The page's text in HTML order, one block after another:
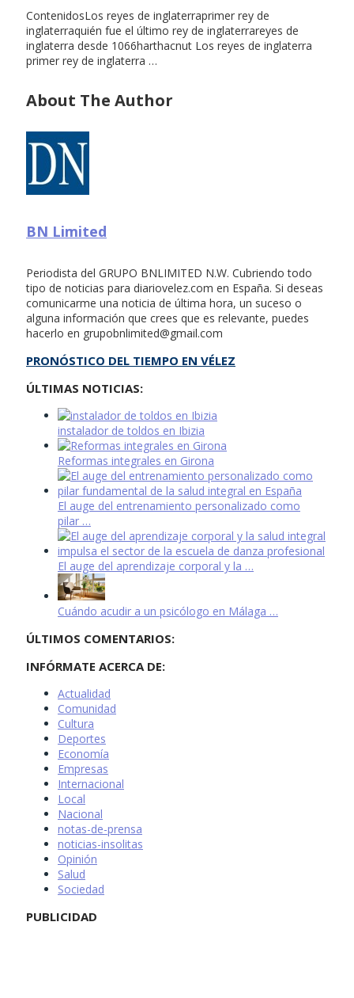
ContenidosLos reyes de inglaterraprimer rey de
inglaterraquién fue el último rey de inglaterrareyes de
inglaterra desde 1066harthacnut Los reyes de inglaterra
primer rey de inglaterra …
About The Author
BN Limited
Periodista del GRUPO BNLIMITED N.W. Cubriendo todo
tipo de noticias para diariovelez.com en España. Si deseas
comunicarme una noticia de última hora, un suceso o
alguna información que crees que es relevante, puedes
hacerlo en grupobnlimited@gmail.com
PRONÓSTICO DEL TIEMPO EN VÉLEZ
ÚLTIMAS NOTICIAS:
instalador de toldos en Ibizia
Reformas integrales en Girona
El auge del entrenamiento personalizado como
pilar …
El auge del aprendizaje corporal y la …
Cuándo acudir a un psicólogo en Málaga …
ÚLTIMOS COMENTARIOS:
INFÓRMATE ACERCA DE:
Actualidad
Comunidad
Cultura
Deportes
Economía
Empresas
Internacional
Local
Nacional
notas-de-prensa
noticias-insolitas
Opinión
Salud
Sociedad
PUBLICIDAD